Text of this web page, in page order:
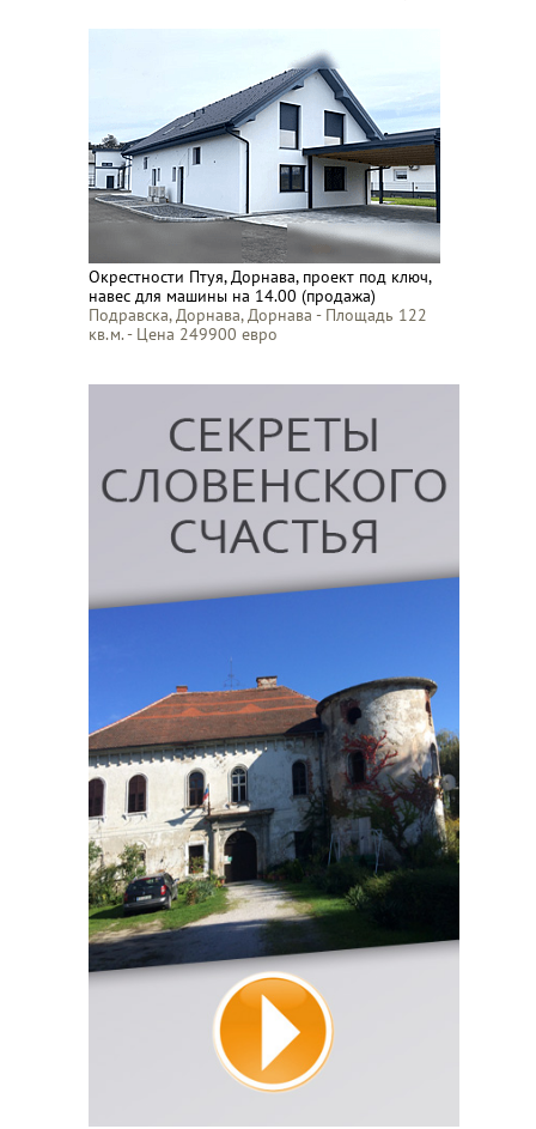
Окрестности Птуя, Дорнава, проект под ключ,
навес для машины на 14.00 (продажа)
Подравска, Дорнава, Дорнава - Площадь 122
кв.м. - Цена 249900 евро